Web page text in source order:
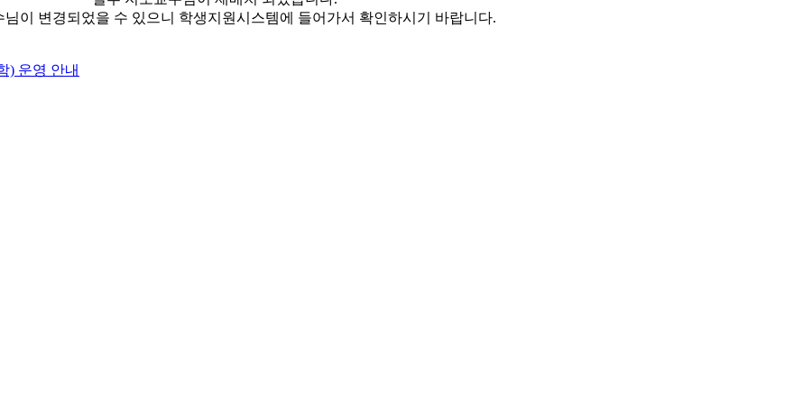
님이 변경되었을 수 있으니 학생지원시스템에 들어가서 확인하시기 바랍니다.
) 운영 안내